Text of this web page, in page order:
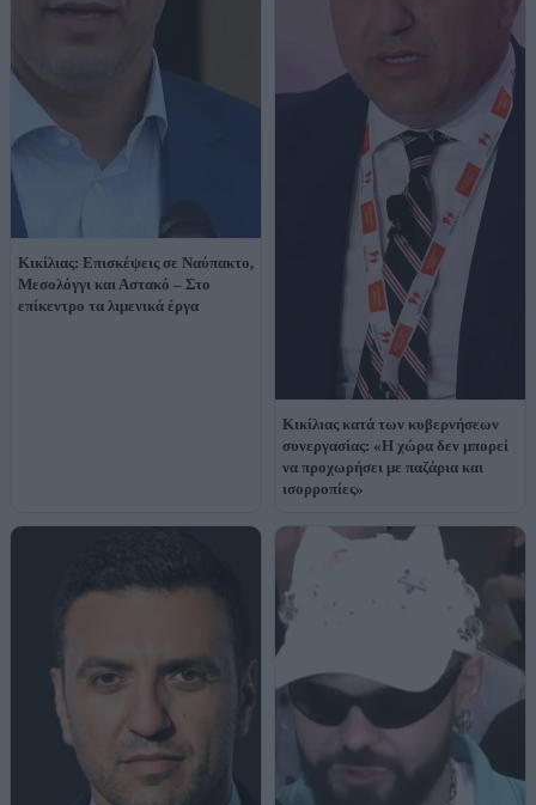
Κικίλιας: Επισκέψεις σε Ναύπακτο,
Μεσολόγγι και Αστακό – Στο
επίκεντρο τα λιμενικά έργα
Κικίλιας κατά των κυβερνήσεων
συνεργασίας: «Η χώρα δεν μπορεί
να προχωρήσει με παζάρια και
ισορροπίες»